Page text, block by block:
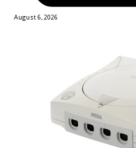
August 6, 2026